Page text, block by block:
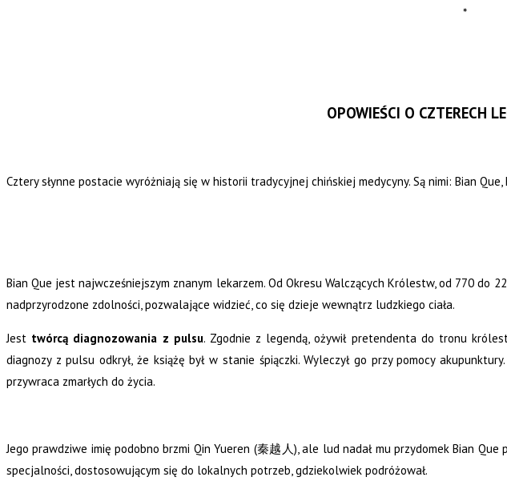
*
OPOWIEŚCI O CZTERECH
Cztery słynne postacie wyróżniają się w historii tradycyjnej chińskiej medycyny. Są nimi: Bian Que,
Bian Que jest najwcześniejszym znanym lekarzem. Od Okresu Walczących Królestw, od 770 do
nadprzyrodzone zdolności, pozwalające widzieć, co się dzieje wewnątrz ludzkiego ciała.
Jest twórcą diagnozowania z pulsu. Zgodnie z legendą, ożywił pretendenta do tronu
diagnozy z pulsu odkrył, że książę był w stanie śpiączki. Wyleczył go przy pomocy
przywraca zmarłych do życia.
Jego prawdziwe imię podobno brzmi Qin Yueren (秦越人), ale lud nadał mu przydomek Bian
specjalności, dostosowującym się do lokalnych potrzeb, gdziekolwiek podróżował.